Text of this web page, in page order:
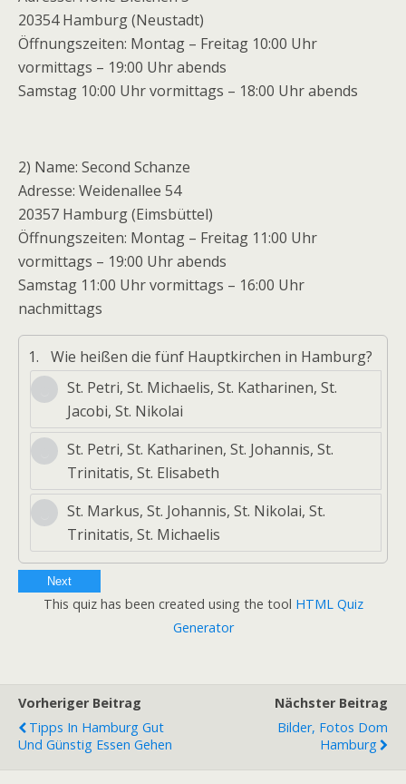
20354 Hamburg (Neustadt)
Öffnungszeiten: Montag – Freitag 10:00 Uhr
vormittags – 19:00 Uhr abends
Samstag 10:00 Uhr vormittags – 18:00 Uhr abends
2) Name: Second Schanze
Adresse: Weidenallee 54
20357 Hamburg (Eimsbüttel)
Öffnungszeiten: Montag – Freitag 11:00 Uhr
vormittags – 19:00 Uhr abends
Samstag 11:00 Uhr vormittags – 16:00 Uhr
nachmittags
1.
Wie heißen die fünf Hauptkirchen in Hamburg?
St. Petri, St. Michaelis, St. Katharinen, St.
Jacobi, St. Nikolai
St. Petri, St. Katharinen, St. Johannis, St.
Trinitatis, St. Elisabeth
St. Markus, St. Johannis, St. Nikolai, St.
Trinitatis, St. Michaelis
Next
This quiz has been created using the tool HTML Quiz
Generator
Vorheriger Beitrag
Tipps In Hamburg Gut
Und Günstig Essen Gehen
Nächster Beitrag
Bilder, Fotos Dom
Hamburg